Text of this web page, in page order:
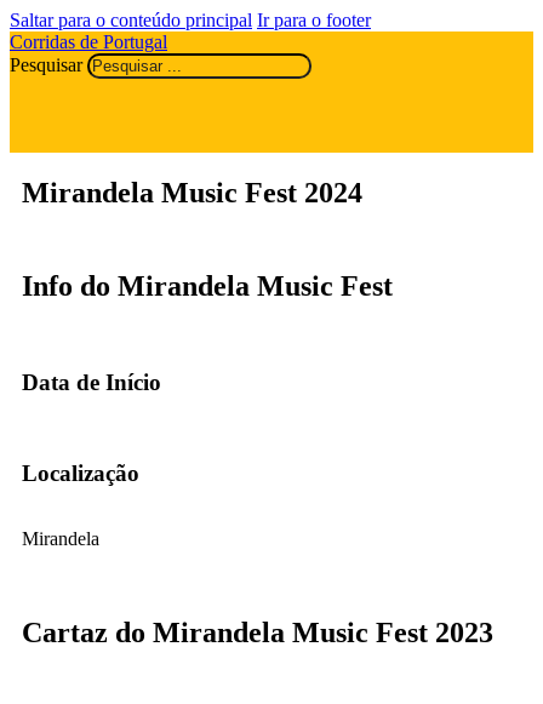
Saltar para o conteúdo principal Ir para o footer
Corridas de Portugal
Pesquisar
Mirandela Music Fest 2024
Info do Mirandela Music Fest
Data de Início
Localização
Mirandela
Cartaz do Mirandela Music Fest 2023